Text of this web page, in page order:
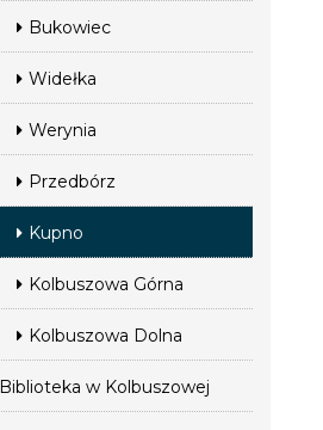
Bukowiec
Widełka
Werynia
Przedbórz
Kupno
Kolbuszowa Górna
Kolbuszowa Dolna
Biblioteka w Kolbuszowej